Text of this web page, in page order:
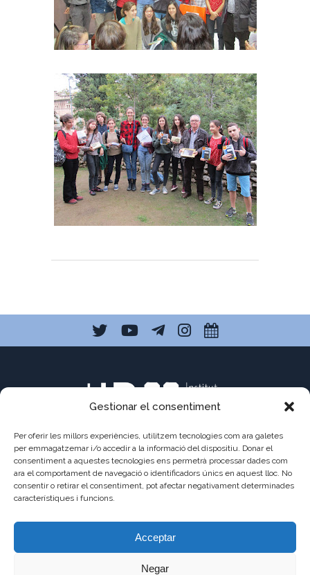
Gestionar el consentiment
Per oferir les millors experiències, utilitzem tecnologies com ara galetes
per emmagatzemar i/o accedir a la informació del dispositiu. Donar el
consentiment a aquestes tecnologies ens permetrà processar dades com
ara el comportament de navegació o identificadors únics en aquest lloc. No
consentir o retirar el consentiment, pot afectar negativament determinades
característiques i funcions.
Acceptar
Negar
C/ Pau Claris 121
08009 Barcelona
93 487 03 01